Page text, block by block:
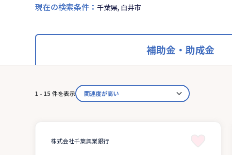
現在の検索条件 ： 千葉県, 白井市
補助金・助成金
1 - 15 件を表示
株式会社千葉興業銀行